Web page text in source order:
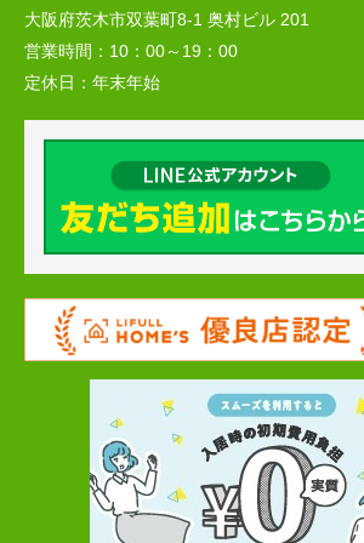
大阪府茨木市双葉町8-1 奥村ビル 201
営業時間： 10：00～19：00
定休日： 年末年始